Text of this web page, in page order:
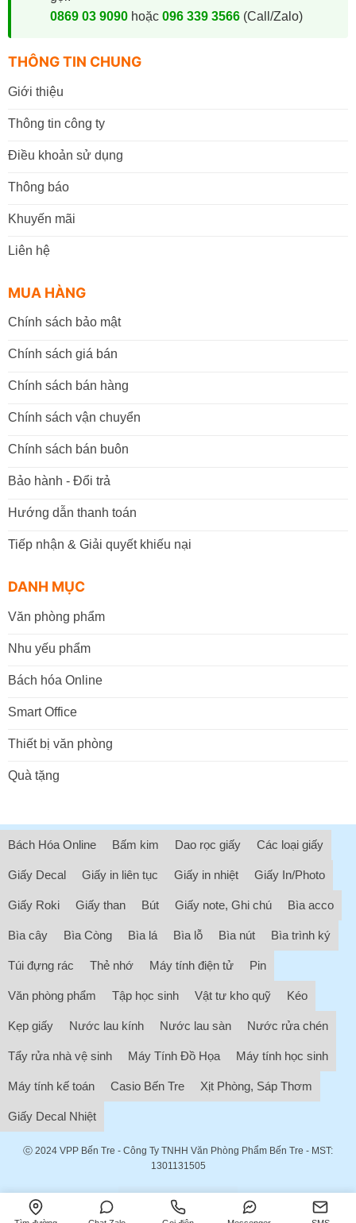
0869 03 9090hoặc 096 339 3566(Call/Zalo)
THÔNG TIN CHUNG
Giới thiệu
Thông tin công ty
Điều khoản sử dụng
Thông báo
Khuyến mãi
Liên hệ
MUA HÀNG
Chính sách bảo mật
Chính sách giá bán
Chính sách bán hàng
Chính sách vận chuyển
Chính sách bán buôn
Bảo hành - Đổi trả
Hướng dẫn thanh toán
Tiếp nhận & Giải quyết khiếu nại
DANH MỤC
Văn phòng phẩm
Nhu yếu phẩm
Bách hóa Online
Smart Office
Thiết bị văn phòng
Quà tặng
Bách Hóa Online Bấm kim Dao rọc giấy Các loại giấy
Giấy Decal Giấy in liên tục Giấy in nhiệt Giấy In/Photo
Giấy Roki Giấy than Bút Giấy note, Ghi chú Bìa acco
Bìa cây Bìa Còng Bìa lá Bìa lỗ Bìa nút Bìa trình ký
Túi đựng rác Thẻ nhớ Máy tính điện tử Pin
Văn phòng phẩm Tập học sinh Vật tư kho quỹ Kéo
Kẹp giấy Nước lau kính Nước lau sàn Nước rửa chén
Tẩy rửa nhà vệ sinh Máy Tính Đồ Họa Máy tính học sinh
Máy tính kế toán Casio Bến Tre Xịt Phòng, Sáp Thơm
Giấy Decal Nhiệt
ⓒ 2024 VPP Bến Tre - Công Ty TNHH Văn Phòng Phẩm Bến Tre - MST:
1301131505